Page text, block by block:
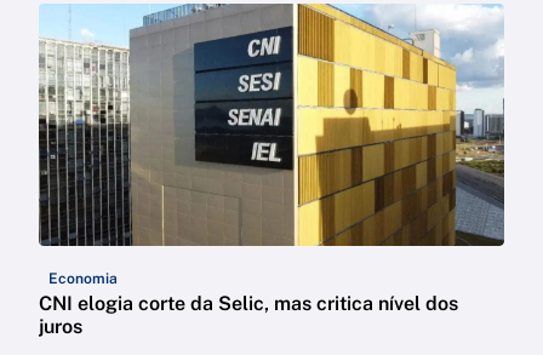
Economia
CNI elogia corte da Selic, mas critica nível dos
juros